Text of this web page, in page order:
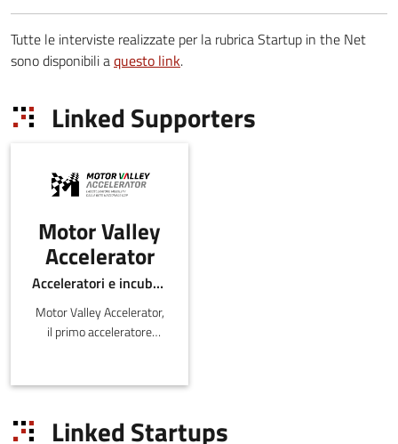
Tutte le interviste realizzate per la rubrica Startup in the Net
sono disponibili aquesto link.
Linked Supporters
Motor Valley
Accelerator
Acceleratori e incubatori di in-ER
Motor Valley Accelerator,
il primo acceleratore
Mobility, nato da
Linked Startups